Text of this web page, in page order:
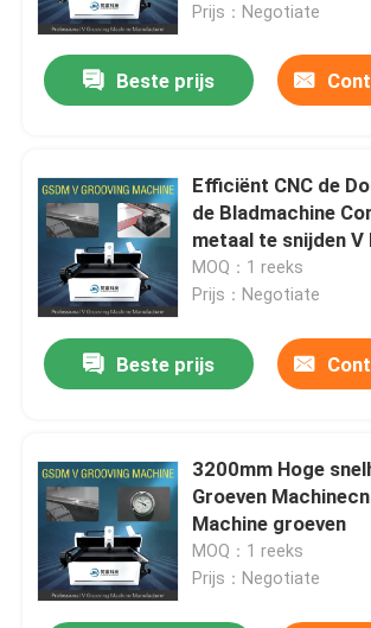
Prijs：Negotiate
Beste prijs
Efficiënt CNC de
de Bladmachine
metaal te snijden V
Machine
MOQ：1 reeks
Prijs：Negotiate
Beste prijs
3200mm Hoge
Groeven
Machine groeven
MOQ：1 reeks
Prijs：Negotiate